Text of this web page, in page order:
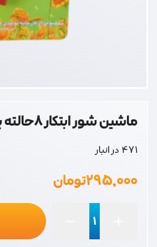
ماشین شور ابتکار 8حالته پلاستیکی
471 در انبار
۲۹۵,۰۰۰تومان